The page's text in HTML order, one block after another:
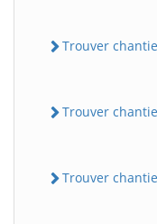
Trouver
Trouver
Trouver